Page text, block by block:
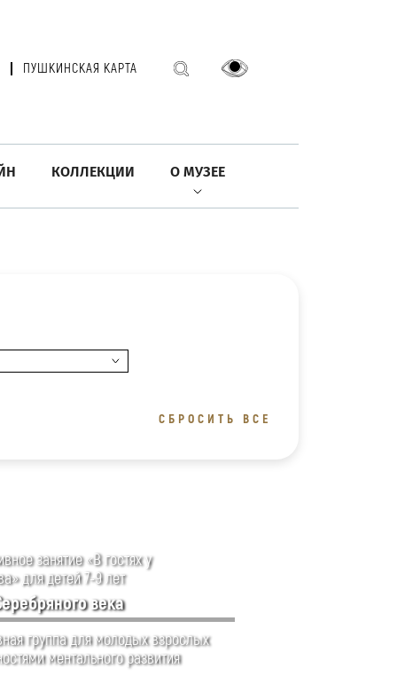
ПУШКИНСКАЯ КАРТА
КОЛЛЕКЦИИ О МУЗЕЕ
СБРОСИТЬ ВСЕ
занятие «В гостях у
для детей 7-9 лет
века
группа для молодых взрослых
ментального развития